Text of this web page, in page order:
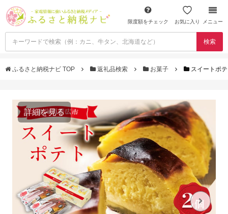
限度額をチェック お気に入り メニュー
検索
ふるさと納税ナビ TOP 返礼品検索 お菓子 スイートポ
詳細を見る